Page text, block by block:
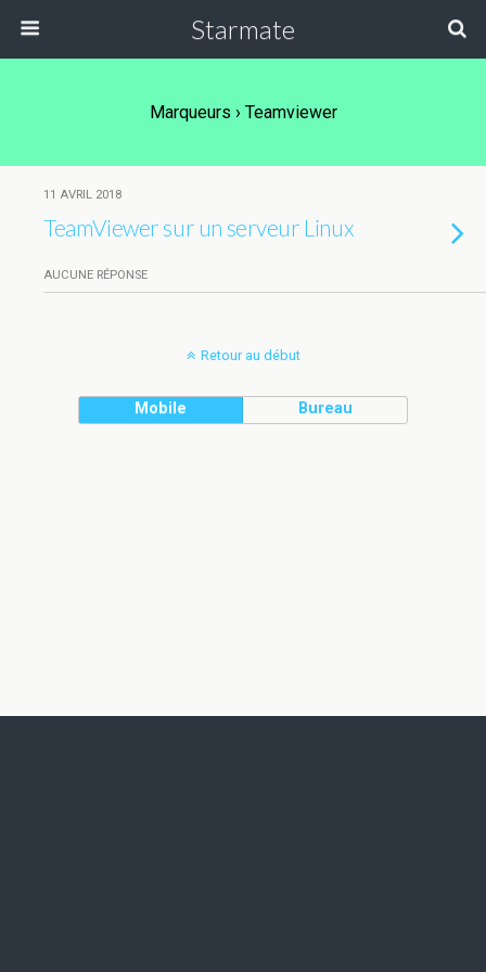
Starmate
Marqueurs › Teamviewer
11 AVRIL 2018
TeamViewer sur un serveur Linux
AUCUNE RÉPONSE
Retour au début
Mobile Bureau